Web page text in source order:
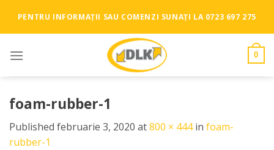
content
PENTRU INFORMAȚII SAU COMENZI SUNAȚI LA 0723 697 275
0
foam-rubber-1
Published februarie 3, 2020 at800 × 444in foam-
rubber-1